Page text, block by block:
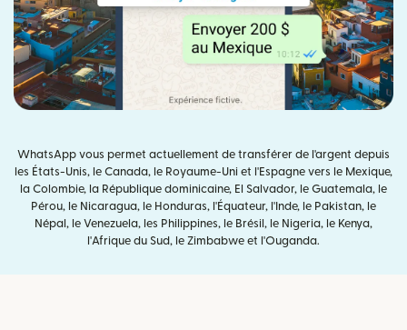
WhatsApp vous permet actuellement de transférer de l'argent depuis
les États-Unis, le Canada, le Royaume-Uni et l'Espagne vers le Mexique,
la Colombie, la République dominicaine, El Salvador, le Guatemala, le
Pérou, le Nicaragua, le Honduras, l'Équateur, l'Inde, le Pakistan, le
Népal, le Venezuela, les Philippines, le Brésil, le Nigeria, le Kenya,
l'Afrique du Sud, le Zimbabwe et l'Ouganda.